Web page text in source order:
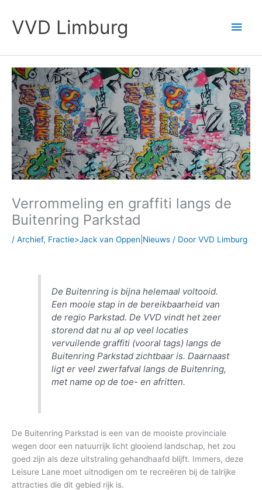
naarVVD Limburg
Verrommeling en graffiti langs de
Buitenring Parkstad
/ Archief, Fractie>Jack van Oppen|Nieuws / Door VVD Limburg
De Buitenring is bijna helemaal voltooid.
Een mooie stap in de bereikbaarheid van
de regio Parkstad. De VVD vindt het zeer
storend dat nu al op veel locaties
vervuilende graffiti (vooral tags) langs de
Buitenring Parkstad zichtbaar is. Daarnaast
ligt er veel zwerfafval langs de Buitenring,
met name op de toe- en afritten.
De Buitenring Parkstad is een van de mooiste provinciale
wegen door een natuurrijk licht glooiend landschap, het zou
goed zijn als deze uitstraling gehandhaafd blijft. Immers, deze
Leisure Lane moet uitnodigen om te recreëren bij de talrijke
attracties die dit gebied rijk is.